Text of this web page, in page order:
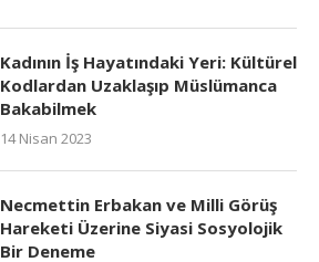
Kadının İş Hayatındaki Yeri: Kültürel
Kodlardan Uzaklaşıp Müslümanca
Bakabilmek
14 Nisan 2023
Necmettin Erbakan ve Milli Görüş
Hareketi Üzerine Siyasi Sosyolojik
Bir Deneme